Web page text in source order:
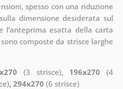
spesso con una riduzione
dimensione desiderata sul
l’anteprima esatta della carta
composte da strisce larghe
(3 strisce), 196x270 (4
, 294x270 (6 strisce)